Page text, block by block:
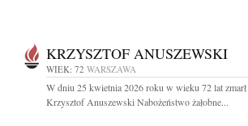
KRZYSZTOF ANUSZEWSKI
WIEK: 72 WARSZAWA
W dniu 25 kwietnia 2026 roku w wieku 72 lat zmarł
Krzysztof Anuszewski Nabożeństwo żałobne...